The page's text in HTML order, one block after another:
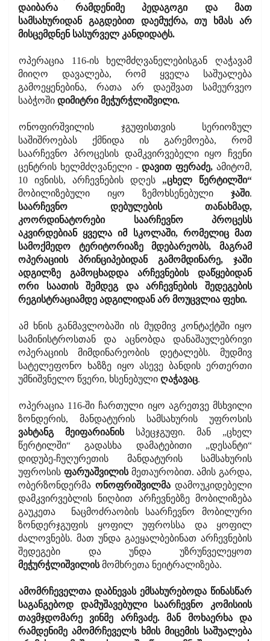
დაიბარა რამდენიმე პედაგოგი და მათ
სამსახურიდან გაგდებით დაემუქრა, თუ ხმას არ
მისცემდნენ სასურველ კანდიდატს.
ოპერაცია 116-ის ხელმძღვანელებისგან ღაჭავამ
მიიღო დავალება, რომ ყველა საშუალება
გამოეყენებინა, რათა არ დაეშვათ სამეურვეო
საბჭოში დიმიტრი მეჭურჭლიშვილი.
ონოფირშვილის ჯგუფისთვის სერიოზულ
საშიშროებას ქმნიდა ის გარემოება, რომ
საარჩევნო პროცესის დამკვირვებელი იყო ჩვენი
ცენტრის ხელმძღვანელი -დავით ფერაძე, ამიტომ,
10 ივნისს, არჩევნების დღეს „ცხელ წერტილში“
მობილიზებული იყო ზემოხსენებული ჯაში.
საარჩევნო დებულების თანახმად,
კოორდინატორები საარჩევნო პროცესს
აკვირდებიან ყველა იმ სკოლაში, რომელიც მათ
სამოქმედო ტერიტორიაზე მდებარეობს, მაგრამ
ოპერაციის პრინციპებიდან გამომდინარე, ჯაში
ადგილზე გამოცხადდა არჩევნების დაწყებიდან
ორი საათის შემდეგ და არჩევნების შედეგების
რეგისტრაციამდე ადგილიდან არ მოუცვლია ფეხი.
ამ ხნის განმავლობაში ის მუდმივ კონტაქტში იყო
სამინისტროსთან და აცნობდა დანაშაულებრივი
ოპერაციის მიმდინარეობის დეტალებს. მუდმივ
სატელეფონო ხაზზე იყო ასევე ბანდის ერთერთი
უმნიშვნელო წვერი, ხსენებული ღაჭავაც.
ოპერაცია 116-ში ჩართული იყო აგრეთვე მსხვილი
ზონდერის, მანდატურის სამსახურის უფროსის
ვახტანგ მეიფარიანისსპეცჯგუფი. მან „ცხელ
წერტილში“ გადასხა დამატებითი „დესანტი“
დიდუბე-ჩუღურეთის მანდატურის სამსახურის
უფროსის ფარუაშვილისმეთაურობით. ამის გარდა,
ობერზონდერმა ონოფრიშვილმა დამოუკიდებელი
დამკვირვებლის ნიღბით არჩევნებზე მობილიზება
გაუკეთა
ნაცმოძრაობის საარჩევნო მობილური
ზონდერჯგუფის ყოფილ უფროსსა და ყოფილ
ძალოვნებს. მათ უნდა გაეყალბებინათ არჩევნების
შედეგები და უნდა უზრუნველეყოთ
მეჭურჭლიშვილისმომხრეთა ნეიტრალიზება.
ამომრჩეველთა დაბნევას ემსახურებოდა წინასწარ
საგანგებოდ დამუშავებული საარჩევნო კომისიის
თავმჯდომარე ვინმე არჩვაძე. მან მოხაერხა და
რამდენიმე ამომრჩეველს ხმის მიცემის საშუალება